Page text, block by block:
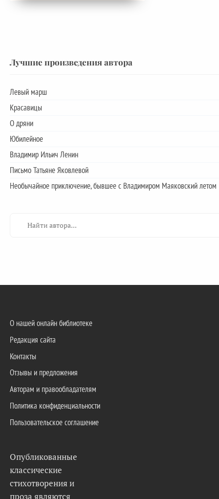
Лучшие произведения автора
Левый марш
Красавицы
О дряни
Юбилейное
Владимир Ильич Ленин
Письмо Татьяне Яковлевой
Необычайное приключение, бывшее с Владимиром Маяковский летом
О нашей онлайн библиотеке
Редакция сайта
Контакты
Отзывы и предложения
Авторам и правообладателям
Политика конфиденциальности
Пользовательское соглашение
Опубликованные
классические
стихотворения и
проза являются